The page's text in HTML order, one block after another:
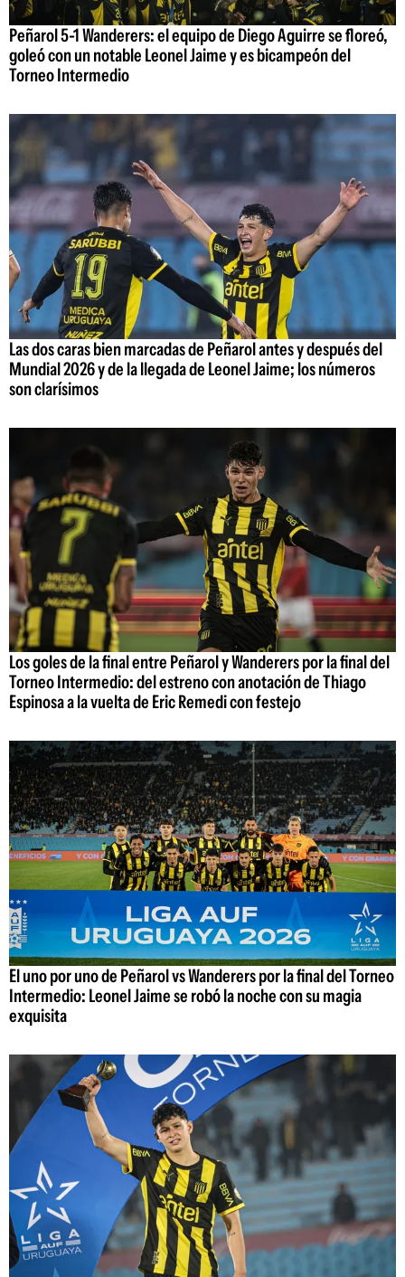
Peñarol 5-1 Wanderers: el equipo de Diego Aguirre se floreó,
goleó con un notable Leonel Jaime y es bicampeón del
Torneo Intermedio
Las dos caras bien marcadas de Peñarol antes y después del
Mundial 2026 y de la llegada de Leonel Jaime; los números
son clarísimos
Los goles de la final entre Peñarol y Wanderers por la final del
Torneo Intermedio: del estreno con anotación de Thiago
Espinosa a la vuelta de Eric Remedi con festejo
El uno por uno de Peñarol vs Wanderers por la final del Torneo
Intermedio: Leonel Jaime se robó la noche con su magia
exquisita